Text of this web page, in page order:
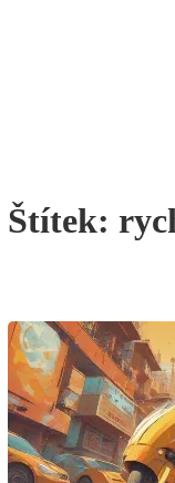
Štítek: